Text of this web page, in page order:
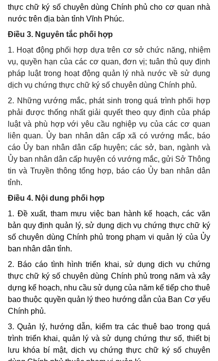
thực chữ ký số chuyên dùng Chính phủ cho cơ quan nhà
nước trên địa bàn tỉnh Vĩnh Phúc.
Điều 3. Nguyên tắc phối hợp
1. Hoạt động phối hợp dựa trên cơ sở chức năng, nhiệm
vụ, quyền hạn của các cơ quan, đơn vị; tuân thủ quy định
pháp luật trong hoạt động quản lý nhà nước về sử dụng
dịch vụ chứng thực chữ ký số chuyên dùng Chính phủ.
2. Những vướng mắc, phát sinh trong quá trình phối hợp
phải được thống nhất giải quyết theo quy định của pháp
luật và phù hợp với yêu cầu nghiệp vụ của các cơ quan
liên quan. Ủy ban nhân dân cấp xã có vướng mắc, báo
cáo Ủy ban nhân dân cấp huyện; các sở, ban, ngành và
Ủy ban nhân dân cấp huyện có vướng mắc, gửi Sở Thông
tin và Truyền thông tổng hợp, báo cáo Ủy ban nhân dân
tỉnh.
Điều 4. Nội dung phối hợp
1. Đề xuất, tham mưu việc ban hành kế hoạch, các văn
bản quy định quản lý, sử dụng dịch vụ chứng thực chữ ký
số chuyên dùng Chính phủ trong phạm vi quản lý của Ủy
ban nhân dân tỉnh.
2. Báo cáo tình hình triển khai, sử dụng dịch vụ chứng
thực chữ ký số chuyên dùng Chính phủ trong năm và xây
dựng kế hoạch, nhu cầu sử dụng của năm kế tiếp cho thuê
bao thuộc quyền quản lý theo hướng dẫn của Ban Cơ yếu
Chính phủ.
3. Quản lý, hướng dẫn, kiểm tra các thuê bao trong quá
trình triển khai, quản lý và sử dụng chứng thư số, thiết bị
lưu khóa bí mật, dịch vụ chứng thực chữ ký số chuyên